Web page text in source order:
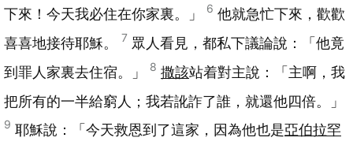
下來！今天我必住在你家裏。」
6 他就急忙下來，歡歡
喜喜地接待耶穌。
7 眾人看見，都私下議論說：「他竟
到罪人家裏去住宿。」
8 撒該站着對主說：「主啊，我
把所有的一半給窮人；我若訛詐了誰，就還他四倍。」
9 耶穌說：「今天救恩到了這家，因為他也是亞伯拉罕